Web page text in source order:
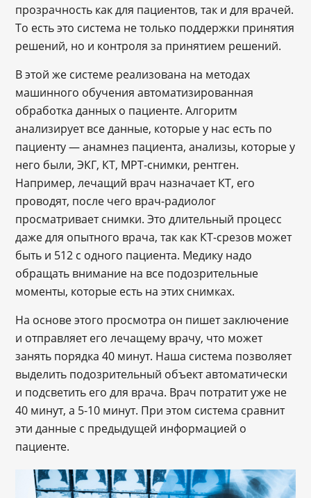
прозрачность как для пациентов, так и для врачей.
То есть это система не только поддержки принятия
решений, но и контроля за принятием решений.
В этой же системе реализована на методах
машинного обучения автоматизированная
обработка данных о пациенте. Алгоритм
анализирует все данные, которые у нас есть по
пациенту — анамнез пациента, анализы, которые у
него были, ЭКГ, КТ, МРТ-снимки, рентген.
Например, лечащий врач назначает КТ, его
проводят, после чего врач-радиолог
просматривает снимки. Это длительный процесс
даже для опытного врача, так как КТ-срезов может
быть и 512 с одного пациента. Медику надо
обращать внимание на все подозрительные
моменты, которые есть на этих снимках.
На основе этого просмотра он пишет заключение
и отправляет его лечащему врачу, что может
занять порядка 40 минут. Наша система позволяет
выделить подозрительный объект автоматически
и подсветить его для врача. Врач потратит уже не
40 минут, а 5-10 минут. При этом система сравнит
эти данные с предыдущей информацией о
пациенте.